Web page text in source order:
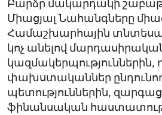
Բարձր մակարդակի
Միացյալ Նահանգները
Համաշխարհային
կոչ անելով
կազմակերպություններին,
փախստականներ
պետություններին,
ֆինանսական